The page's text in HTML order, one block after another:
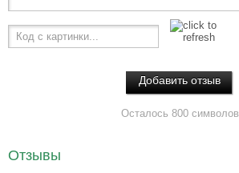
Код с картинки...
Осталось 800 символов
Отзывы